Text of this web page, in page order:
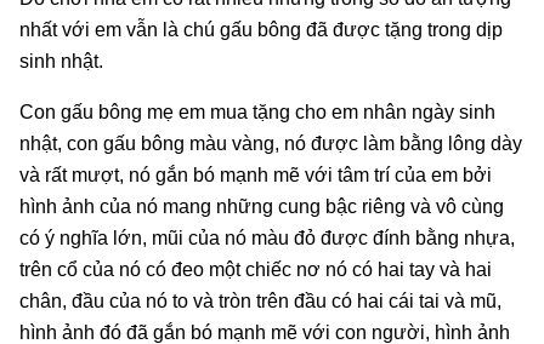
nhất với em vẫn là chú gấu bông đã được tặng trong dịp
sinh nhật.
Con gấu bông mẹ em mua tặng cho em nhân ngày sinh
nhật, con gấu bông màu vàng, nó được làm bằng lông dày
và rất mượt, nó gắn bó mạnh mẽ với tâm trí của em bởi
hình ảnh của nó mang những cung bậc riêng và vô cùng
có ý nghĩa lớn, mũi của nó màu đỏ được đính bằng nhựa,
trên cổ của nó có đeo một chiếc nơ nó có hai tay và hai
chân, đầu của nó to và tròn trên đầu có hai cái tai và mũ,
hình ảnh đó đã gắn bó mạnh mẽ với con người, hình ảnh